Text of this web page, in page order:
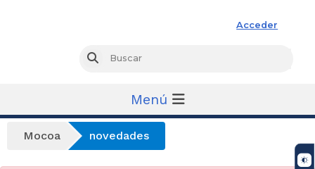
Acceder
Buscar
Menú
Mocoa novedades